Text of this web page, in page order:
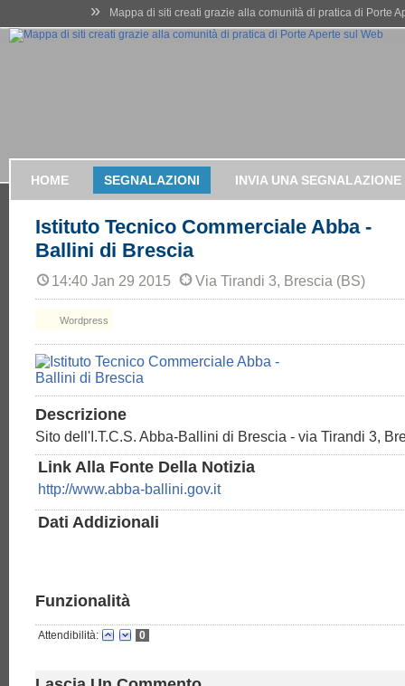
» Mappa di siti creati grazie alla comunità di pratica di Porte
HOME SEGNALAZIONI INVIA UNA SEGNALAZIONE
Istituto Tecnico Commerciale Abba -
Ballini di Brescia
14:40 Jan 29 2015 Via Tirandi 3, Brescia (BS)
Wordpress
Descrizione
Sito dell'I.T.C.S. Abba-Ballini di Brescia - via Tirandi 3,
Link Alla Fonte Della Notizia
http://www.abba-ballini.gov.it
Dati Addizionali
Funzionalità
Attendibilità: 0